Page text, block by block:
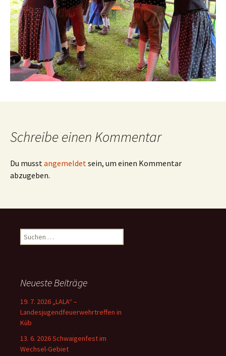
Schreibe einen Kommentar
Du musstangemeldetsein, um einen Kommentar
abzugeben.
Suchen
nach:
Neueste Beiträge
19. 7. 2026 „LALA“ –
Landesjugendfeuerwehrtreffen in
Küb
13. 6. 2026 Schwaigenfest im
Wechsel-Gebiet